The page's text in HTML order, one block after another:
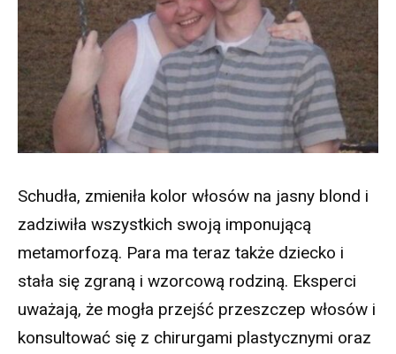
Schudła, zmieniła kolor włosów na jasny blond i
zadziwiła wszystkich swoją imponującą
metamorfozą. Para ma teraz także dziecko i
stała się zgraną i wzorcową rodziną. Eksperci
uważają, że mogła przejść przeszczep włosów i
konsultować się z chirurgami plastycznymi oraz